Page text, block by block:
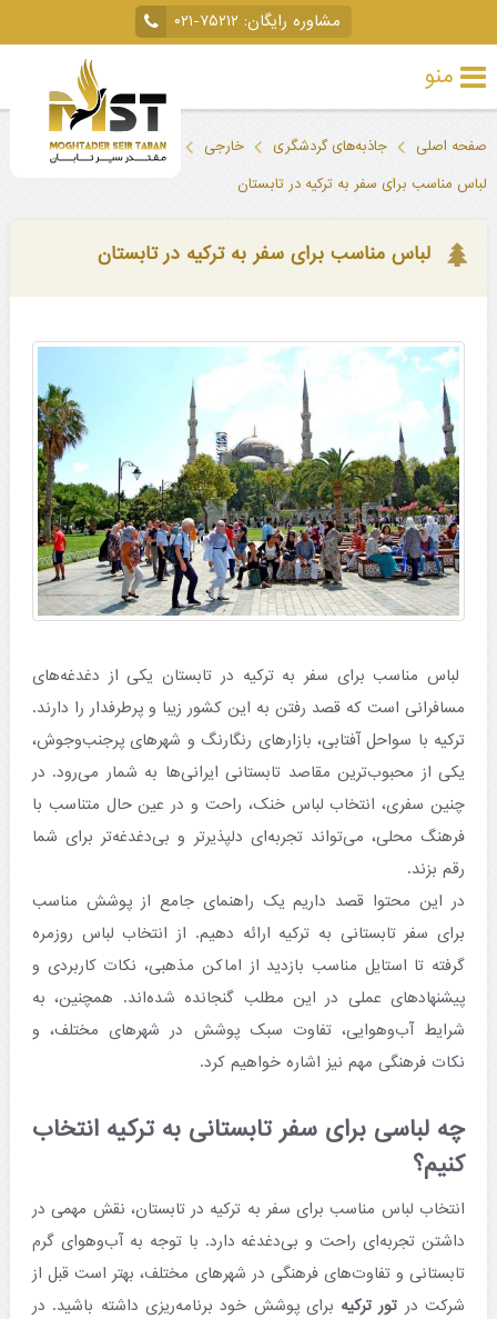
مشاوره رایگان: ۰۲۱-۷۵۲۱۲
منو
داخلی
آخری
جاذبه‌های
گردشگری
صفحه اصلی جاذبه‌های گردشگری خارجی
ترکیه
لباس مناسب برای سفر به ترکیه در تابستان
لباس مناسب برای سفر به ترکیه در تابستان
لباس مناسب برای سفر به ترکیه در تابستان یکی از دغدغه‌های
مسافرانی است که قصد رفتن به این کشور زیبا و پرطرفدار را دارند.
ترکیه با سواحل آفتابی، بازارهای رنگارنگ و شهرهای پرجنب‌وجوش،
یکی از محبوب‌ترین مقاصد تابستانی ایرانی‌ها به شمار می‌رود. در
چنین سفری، انتخاب لباس خنک، راحت و در عین حال متناسب با
فرهنگ محلی، می‌تواند تجربه‌ای دلپذیرتر و بی‌دغدغه‌تر برای شما
رقم بزند.
در این محتوا قصد داریم یک راهنمای جامع از پوشش مناسب
برای سفر تابستانی به ترکیه ارائه دهیم. از انتخاب لباس روزمره
گرفته تا استایل مناسب بازدید از اماکن مذهبی، نکات کاربردی و
پیشنهادهای عملی در این مطلب گنجانده شده‌اند. همچنین، به
شرایط آب‌وهوایی، تفاوت سبک پوشش در شهرهای مختلف، و
نکات فرهنگی مهم نیز اشاره خواهیم کرد.
چه لباسی برای سفر تابستانی به ترکیه انتخاب
کنیم؟
انتخاب لباس مناسب برای سفر به ترکیه در تابستان، نقش مهمی در
داشتن تجربه‌ای راحت و بی‌دغدغه دارد. با توجه به آب‌وهوای گرم
تابستانی و تفاوت‌های فرهنگی در شهرهای مختلف، بهتر است قبل از
شرکت در تور ترکیه برای پوشش خود برنامه‌ریزی داشته باشید. در